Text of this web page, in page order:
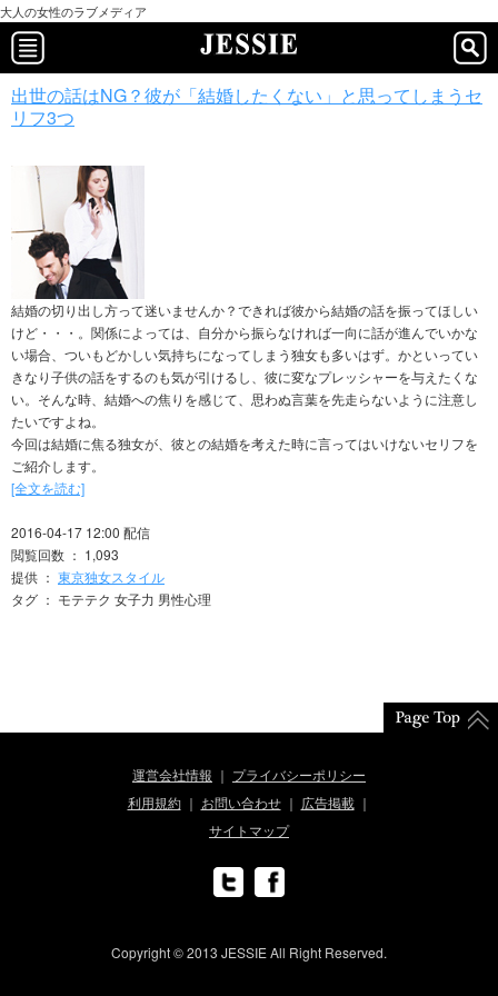
大人の女性のラブメディア
出世の話はNG？彼が「結婚したくない」と思ってしまうセ
リフ3つ
結婚の切り出し方って迷いませんか？できれば彼から結婚の話を振ってほしい
けど・・・。関係によっては、自分から振らなければ一向に話が進んでいかな
い場合、ついもどかしい気持ちになってしまう独女も多いはず。かといってい
きなり子供の話をするのも気が引けるし、彼に変なプレッシャーを与えたくな
い。そんな時、結婚への焦りを感じて、思わぬ言葉を先走らないように注意し
たいですよね。
今回は結婚に焦る独女が、彼との結婚を考えた時に言ってはいけないセリフを
ご紹介します。
[全文を読む]
2016-04-17 12:00 配信
閲覧回数 ： 1,093
提供 ： 東京独女スタイル
タグ ： モテテク 女子力 男性心理
運営会社情報
プライバシーポリシー
利用規約
お問い合わせ
広告掲載
サイトマップ
Copyright © 2013 JESSIE All Right Reserved.